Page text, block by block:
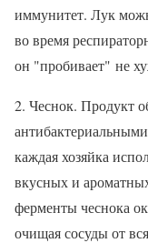
иммунитет. Лук
во время
он "пробивает" не
2. Чеснок. Продукт
каждая хозяйка
вкусных и
ферменты чеснока
очищая сосуды от